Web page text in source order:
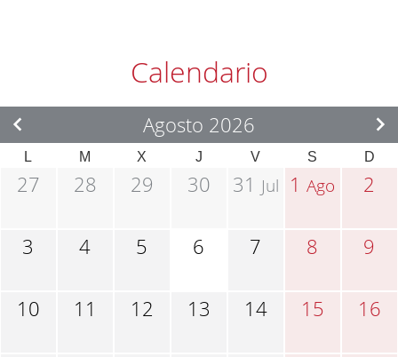
Calendario
Agosto 2026
L M X J V S D
27 28 29 30 31 Jul 1Ago 2
3 4 5 6 7 8 9
10 11 12 13 14 15 16